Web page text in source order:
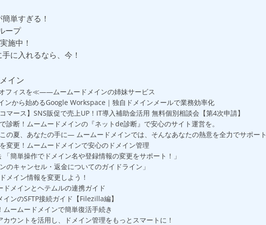
単すぎる！
ープ
施中！
に入れるなら、今！
イン
フィスを≪——ムームードメインの姉妹サービス
ンから始めるGoogle Workspace｜独自ドメインメールで業務効率化
マース】SNS販促で売上UP！IT導入補助金活用 無料個別相談会【第4次申請】
診断！ムームードメインの『ネットde診断』で安心のサイト運営を。
の夏、あなたの手に— ムームードメインでは、そんなあなたの熱意を全力でサポート
変更！ムームードメインで安心のドメイン管理
簡単操作でドメイン名や登録情報の変更をサポート！」
のキャンセル・返金についてのガイドライン」
メイン情報を変更しよう！
メインとヘテムルの連携ガイド
ンのSFTP接続ガイド【Filezilla編】
ームードメインで簡単復活手続き
カウントを活用し、ドメイン管理をもっとスマートに！